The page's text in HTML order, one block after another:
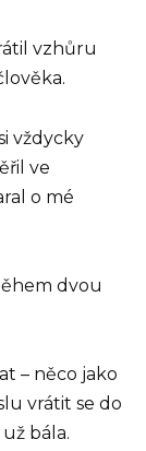
vzhůru
vždycky
ve
o mé
dvou
– něco jako
vrátit se do
bála.